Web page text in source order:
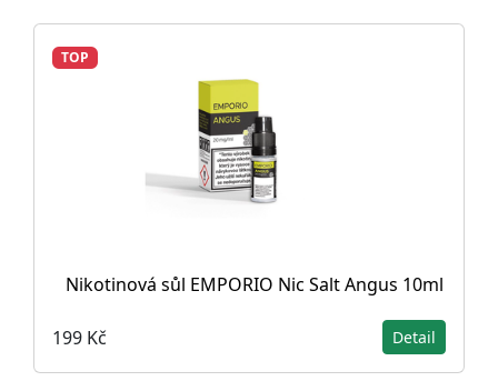
TOP
Nikotinová sůl EMPORIO Nic Salt Angus 10ml
199 Kč Detail